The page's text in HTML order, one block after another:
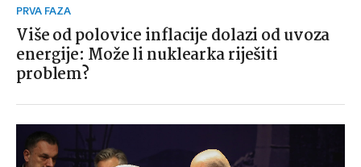
PRVA FAZA
Više od polovice inflacije dolazi od uvoza
energije: Može li nuklearka riješiti
problem?